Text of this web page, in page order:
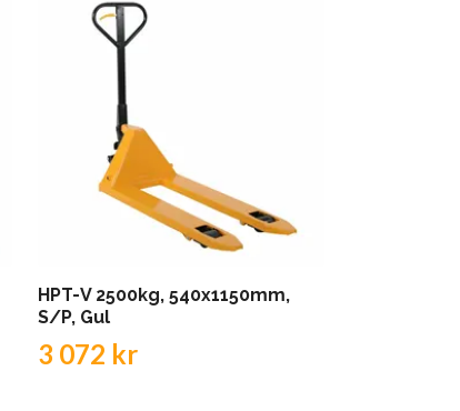
HPT-V 2500kg, 540x1150mm,
S/P, Gul
3 072 kr